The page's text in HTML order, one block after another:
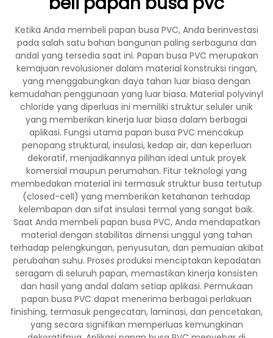
Ketika Anda membeli papan busa PVC, Anda berinvestasi
pada salah satu bahan bangunan paling serbaguna dan
andal yang tersedia saat ini. Papan busa PVC merupakan
kemajuan revolusioner dalam material konstruksi ringan,
yang menggabungkan daya tahan luar biasa dengan
kemudahan penggunaan yang luar biasa. Material polyvinyl
chloride yang diperluas ini memiliki struktur seluler unik
yang memberikan kinerja luar biasa dalam berbagai
aplikasi. Fungsi utama papan busa PVC mencakup
penopang struktural, insulasi, kedap air, dan keperluan
dekoratif, menjadikannya pilihan ideal untuk proyek
komersial maupun perumahan. Fitur teknologi yang
membedakan material ini termasuk struktur busa tertutup
(closed-cell) yang memberikan ketahanan terhadap
kelembapan dan sifat insulasi termal yang sangat baik.
Saat Anda membeli papan busa PVC, Anda mendapatkan
material dengan stabilitas dimensi unggul yang tahan
terhadap pelengkungan, penyusutan, dan pemuaian akibat
perubahan suhu. Proses produksi menciptakan kepadatan
seragam di seluruh papan, memastikan kinerja konsisten
dan hasil yang andal dalam setiap aplikasi. Permukaan
papan busa PVC dapat menerima berbagai perlakuan
finishing, termasuk pengecatan, laminasi, dan pencetakan,
yang secara signifikan memperluas kemungkinan